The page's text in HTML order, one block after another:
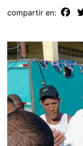
compartir en: